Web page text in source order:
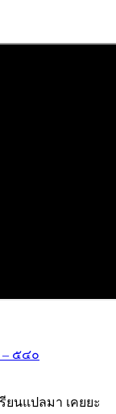
– ๕๔๐
ยนแปลมา เคยยะ